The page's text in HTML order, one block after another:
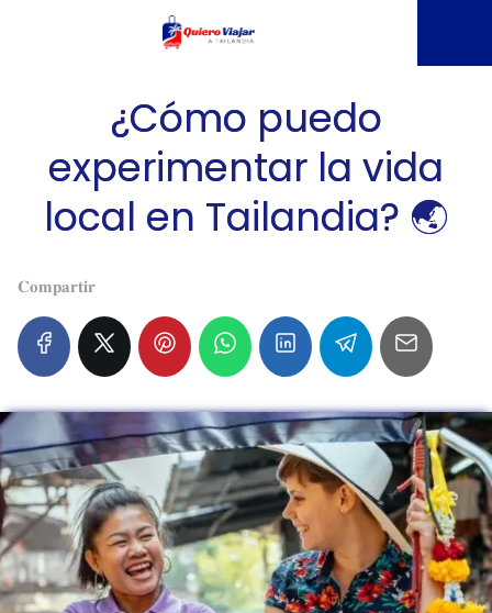
¿Cómo puedo
experimentar la vida
local en Tailandia? 🌏
𝐂𝐨𝐦𝐩𝐚𝐫𝐭𝐢𝐫